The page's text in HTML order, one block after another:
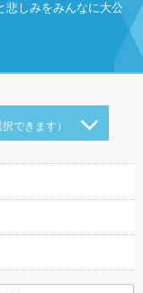
悲しみをみんなに大公
できます）